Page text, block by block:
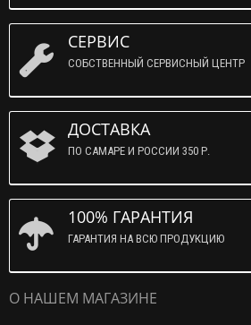
СЕРВИС
СОБСТВЕННЫЙ СЕРВИСНЫЙ ЦЕНТР
ДОСТАВКА
ПО САМАРЕ И РОССИИ 350 Р.
100% ГАРАНТИЯ
ГАРАНТИЯ НА ВСЮ ПРОДУКЦИЮ
О НАШЕМ МАГАЗИНЕ